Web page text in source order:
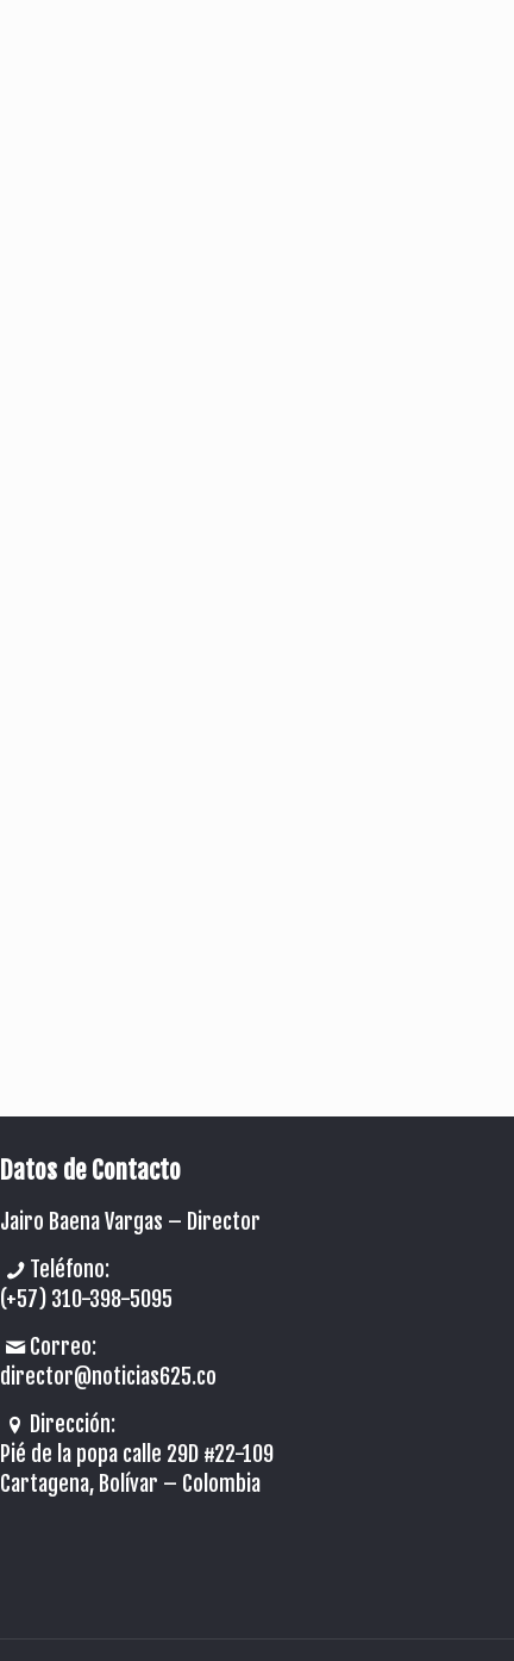
Datos de Contacto
Jairo Baena Vargas – Director
Teléfono:
(+57) 310-398-5095
Correo:
director@noticias625.co
Dirección:
Pié de la popa calle 29D #22-109
Cartagena, Bolívar – Colombia